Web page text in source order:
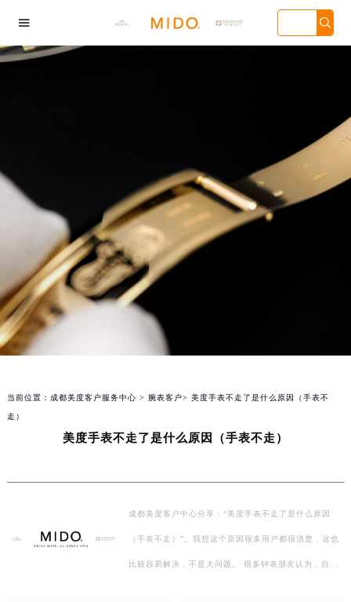

市徐汇区虹桥路3号
中心写字楼2座37
室（需提前预
| 上海市黄浦区南
路299号宏伊国际
写字楼8层806室
广州市天河区天河路
230号万菱汇国际中心
写字楼A塔7层704室
（需提前预约）| 广州
市越秀区环市东路371-
375号世界贸易中心大
厦南塔写字楼15层07室
（需提前预约）
深圳市罗湖区深南东路
5001号华润大厦写字楼
17层1701室（需提前预
约）
136号天津
心写字楼26
（需提前预
当前位置： 成都美度客户服务中心 > 腕表客户> 美度手表不走了是什么原因（手表不
走）
美度手表不走了是什么原因（手表不走）
成都美度客户中心分享：“美度手表不走了是什么原因
（手表不走）”。我想这个原因很多用户都很清楚，这也
比较容易解决，不是大问题。 很多钟表朋友认为，自动